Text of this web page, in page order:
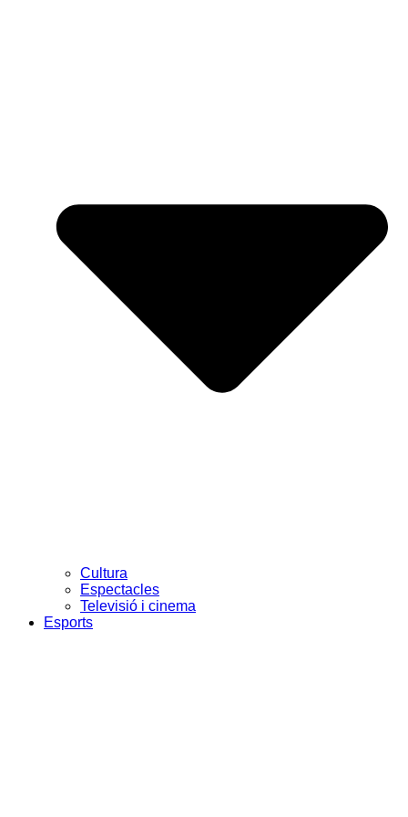
Cultura
Espectacles
Televisió i cinema
Esports